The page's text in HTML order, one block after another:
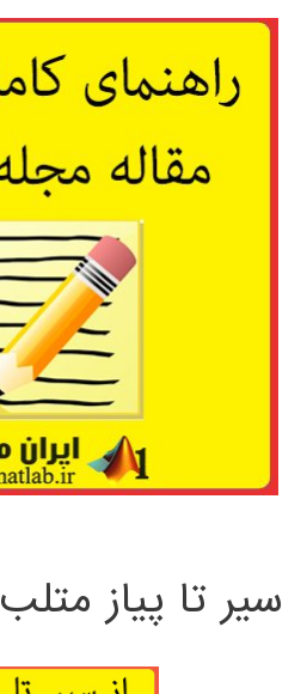
سیر تا پیاز متلب MATLAB